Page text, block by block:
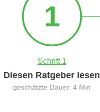
1
Schritt 1
Diesen Ratgeber lesen
geschätzte Dauer: 4 Min